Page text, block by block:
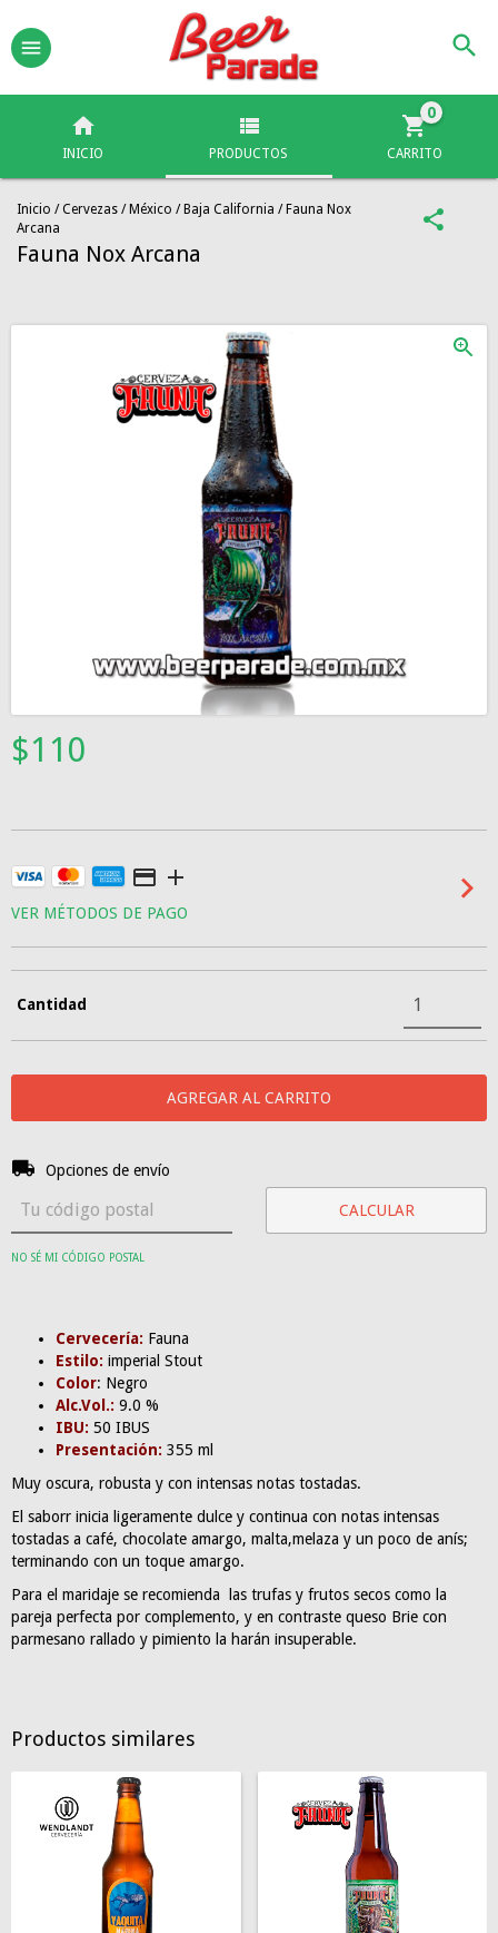
INICIO PRODUCTOS CARRITO
0
Inicio / Cervezas / México / Baja California / Fauna Nox
Arcana
Fauna Nox Arcana
$110
VER MÉTODOS DE PAGO
Cantidad
Entregas para el CP:
Opciones de envío
CALCULAR
NO SÉ MI CÓDIGO POSTAL
Cervecería: Fauna
Estilo: imperial Stout
Color: Negro
Alc.Vol.: 9.0 %
IBU: 50 IBUS
Presentación: 355 ml
Muy oscura, robusta y con intensas notas tostadas.
El saborr inicia ligeramente dulce y continua con notas intensas
tostadas a café, chocolate amargo, malta,melaza y un poco de anís;
terminando con un toque amargo.
Para el maridaje se recomienda las trufas y frutos secos como la
pareja perfecta por complemento, y en contraste queso Brie con
parmesano rallado y pimiento la harán insuperable.
Productos similares